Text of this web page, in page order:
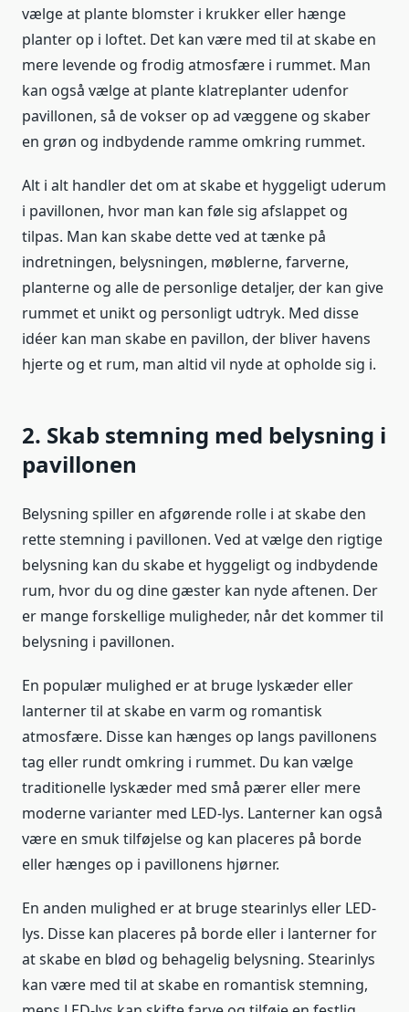
vælge at plante blomster i krukker eller hænge
planter op i loftet. Det kan være med til at skabe en
mere levende og frodig atmosfære i rummet. Man
kan også vælge at plante klatreplanter udenfor
pavillonen, så de vokser op ad væggene og skaber
en grøn og indbydende ramme omkring rummet.
Alt i alt handler det om at skabe et hyggeligt uderum
i pavillonen, hvor man kan føle sig afslappet og
tilpas. Man kan skabe dette ved at tænke på
indretningen, belysningen, møblerne, farverne,
planterne og alle de personlige detaljer, der kan give
rummet et unikt og personligt udtryk. Med disse
idéer kan man skabe en pavillon, der bliver havens
hjerte og et rum, man altid vil nyde at opholde sig i.
2. Skab stemning med belysning i
pavillonen
Belysning spiller en afgørende rolle i at skabe den
rette stemning i pavillonen. Ved at vælge den rigtige
belysning kan du skabe et hyggeligt og indbydende
rum, hvor du og dine gæster kan nyde aftenen. Der
er mange forskellige muligheder, når det kommer til
belysning i pavillonen.
En populær mulighed er at bruge lyskæder eller
lanterner til at skabe en varm og romantisk
atmosfære. Disse kan hænges op langs pavillonens
tag eller rundt omkring i rummet. Du kan vælge
traditionelle lyskæder med små pærer eller mere
moderne varianter med LED-lys. Lanterner kan også
være en smuk tilføjelse og kan placeres på borde
eller hænges op i pavillonens hjørner.
En anden mulighed er at bruge stearinlys eller LED-
lys. Disse kan placeres på borde eller i lanterner for
at skabe en blød og behagelig belysning. Stearinlys
kan være med til at skabe en romantisk stemning,